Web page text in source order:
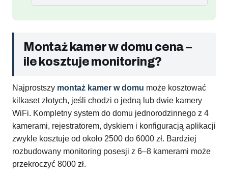
Montaż kamer w domu cena –
ile kosztuje monitoring?
Najprostszy montaż kamer w domu może kosztować
kilkaset złotych, jeśli chodzi o jedną lub dwie kamery
WiFi. Kompletny system do domu jednorodzinnego z 4
kamerami, rejestratorem, dyskiem i konfiguracją aplikacji
zwykle kosztuje od około 2500 do 6000 zł. Bardziej
rozbudowany monitoring posesji z 6–8 kamerami może
przekroczyć 8000 zł.